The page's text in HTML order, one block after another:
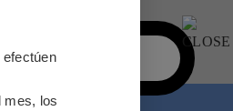
efectúen
mes, los